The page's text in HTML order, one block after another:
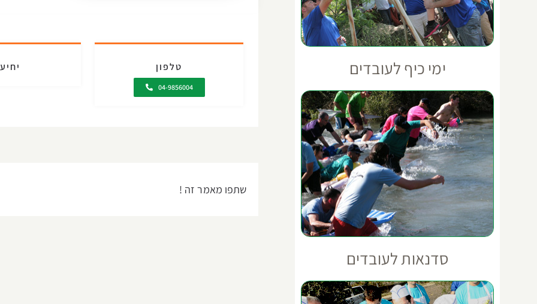
טלפון
04-9856004
שתפו מאמר זה !
ימי כיף לעובדים
סדנאות לעובדים